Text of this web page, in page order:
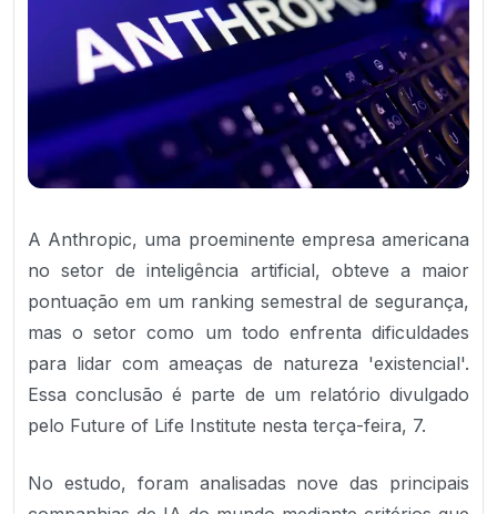
A Anthropic, uma proeminente empresa americana
no setor de inteligência artificial, obteve a maior
pontuação em um ranking semestral de segurança,
mas o setor como um todo enfrenta dificuldades
para lidar com ameaças de natureza 'existencial'.
Essa conclusão é parte de um relatório divulgado
pelo Future of Life Institute nesta terça-feira, 7.
No estudo, foram analisadas nove das principais